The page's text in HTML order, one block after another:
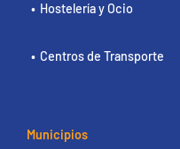
Hostelería y Ocio
Centros de Transporte
Municipios